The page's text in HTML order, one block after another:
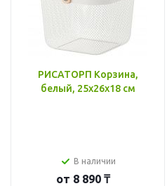
РИСАТОРП Корзина,
белый, 25x26x18 см
В наличии
от 8 890 ₸